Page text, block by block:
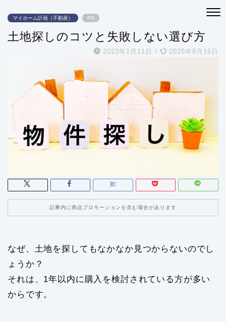
マイホーム計画（不動産） PR
土地探しのコツと失敗しない選び方
2023年1月11日 / 2025年8月16日
記事内に商品プロモーションを含む場合があります
なぜ、土地を探してもなかなか見つからないのでし
ょうか？
それは、1年以内に購入を検討されている方が多い
からです。